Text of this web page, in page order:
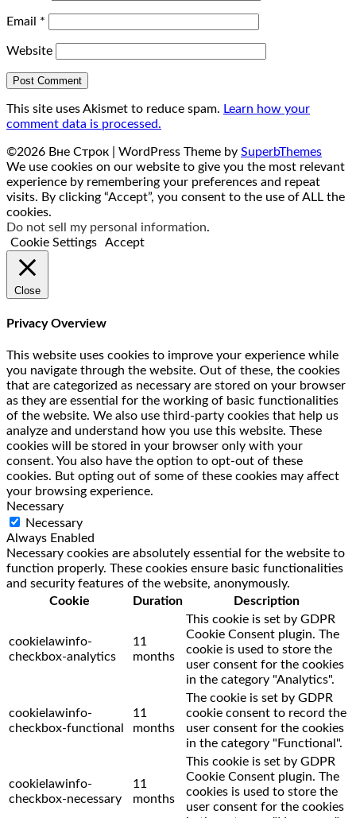
Email *
Website
This site uses Akismet to reduce spam. Learn how your
comment data is processed.
©2026 Вне Строк | WordPress Theme by SuperbThemes
We use cookies on our website to give you the most relevant
experience by remembering your preferences and repeat
visits. By clicking “Accept”, you consent to the use of ALL the
cookies.
Do not sell my personal information.
Cookie Settings
Accept
Close
Privacy Overview
This website uses cookies to improve your experience while
you navigate through the website. Out of these, the cookies
that are categorized as necessary are stored on your browser
as they are essential for the working of basic functionalities
of the website. We also use third-party cookies that help us
analyze and understand how you use this website. These
cookies will be stored in your browser only with your
consent. You also have the option to opt-out of these
cookies. But opting out of some of these cookies may affect
your browsing experience.
Necessary
Necessary
Always Enabled
Necessary cookies are absolutely essential for the website to
function properly. These cookies ensure basic functionalities
and security features of the website, anonymously.
Cookie
Duration Description
cookielawinfo-
checkbox-analytics
11
months
This cookie is set by GDPR
Cookie Consent plugin. The
cookie is used to store the
user consent for the cookies
in the category "Analytics".
cookielawinfo-
checkbox-functional
11
months
The cookie is set by GDPR
cookie consent to record the
user consent for the cookies
in the category "Functional".
cookielawinfo-
checkbox-necessary
11
months
This cookie is set by GDPR
Cookie Consent plugin. The
cookies is used to store the
user consent for the cookies